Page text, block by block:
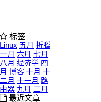
标签
Linux 五月 折腾
一月 六月 七月
八月 经济学 四
月 博客 十月 十
二月 十一月 路
由器 九月 二月
最近文章